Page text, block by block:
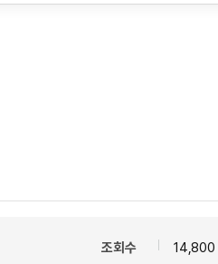
조회수 14,800